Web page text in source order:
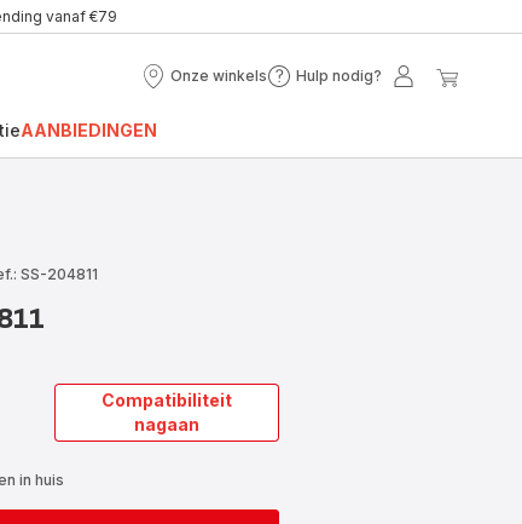
vanaf €79
Onze winkels
Onze
Hulp nodig?
Hulp
Mijn
AANBIEDINGEN
SS-204811
Compatibiliteit
nagaan
in huis